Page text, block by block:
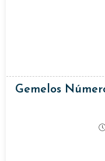
Gemelos